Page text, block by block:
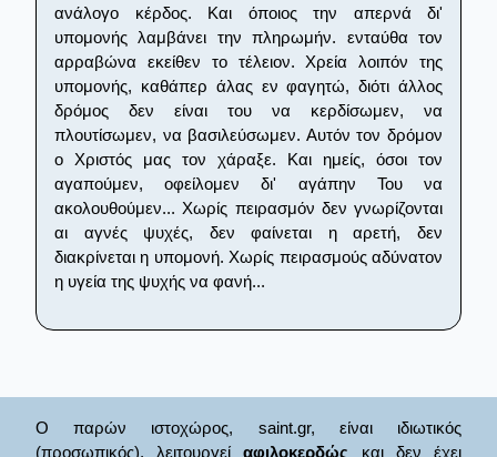
ανάλογο κέρδος. Και όποιος την απερνά δι'
υπομονής λαμβάνει την πληρωμήν. ενταύθα τον
αρραβώνα εκείθεν το τέλειον. Χρεία λοιπόν της
υπομονής, καθάπερ άλας εν φαγητώ, διότι άλλος
δρόμος δεν είναι του να κερδίσωμεν, να
πλουτίσωμεν, να βασιλεύσωμεν. Αυτόν τον δρόμον
ο Χριστός μας τον χάραξε. Και ημείς, όσοι τον
αγαπούμεν, οφείλομεν δι' αγάπην Του να
ακολουθούμεν... Χωρίς πειρασμόν δεν γνωρίζονται
αι αγνές ψυχές, δεν φαίνεται η αρετή, δεν
διακρίνεται η υπομονή. Χωρίς πειρασμούς αδύνατον
η υγεία της ψυχής να φανή...
Ο παρών ιστοχώρος, saint.gr, είναι ιδιωτικός
(προσωπικός), λειτουργείαφιλοκερδώς και δεν έχει